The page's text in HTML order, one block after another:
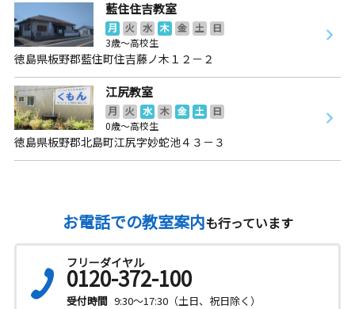
藍住住吉教室
月 火 水 木 金 土
日
3歳～高校生
徳島県板野郡藍住町住吉藤ノ木１２－２
江尻教室
月 火 水 木 金 土
日
0歳～高校生
徳島県板野郡北島町江尻字妙蛇池４３－３
お電話での教室案内も行っています
フリーダイヤル
0120-372-100
受付時間 9:30～17:30（土日、祝日除く）